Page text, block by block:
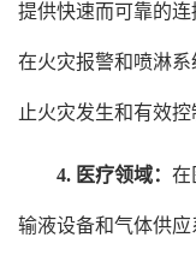
提供快速而可靠的连
在火灾报警和喷淋
止火灾发生和有效控
4. 医疗领域： 在
输液设备和气体供